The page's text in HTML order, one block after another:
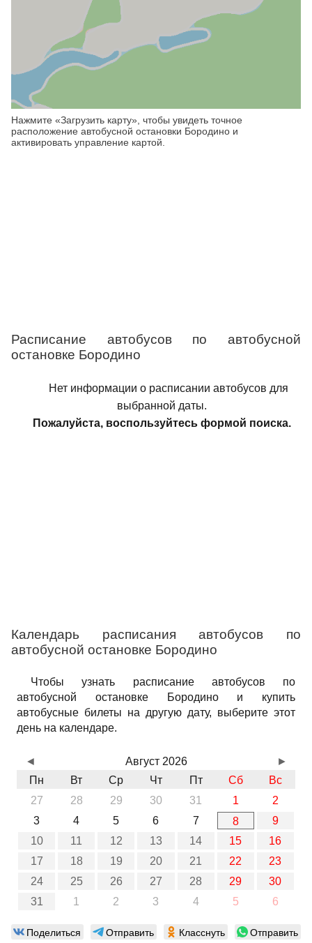
Нажмите «Загрузить карту», чтобы увидеть точное
расположение автобусной остановки Бородино и
активировать управление картой.
Расписание автобусов по автобусной
остановке Бородино
Нет информации о расписании автобусов для
выбранной даты.
Пожалуйста, воспользуйтесь формой поиска.
Календарь расписания автобусов по
автобусной остановке Бородино
Чтобы узнать расписание автобусов по
автобусной остановке Бородино и купить
автобусные билеты на другую дату, выберите этот
день на календаре.
Август 2026
Пн
Вт Ср Чт Пт Сб
Вс
27
28 29 30 31 1
2
3
4 5 6 7 8
9
10
11 12 13 14 15
16
17
18 19 20 21 22
23
24
25 26 27 28 29
30
31
1 2 3 4 5 6
◄ ►
Поделиться Отправить Класснуть
Отправить